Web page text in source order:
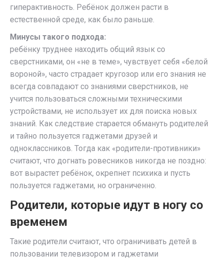
гиперактивность. Ребёнок должен расти в
естественной среде, как было раньше.
Минусы такого подхода:
ребёнку труднее находить общий язык со
сверстниками, он «не в теме», чувствует себя «белой
вороной», часто страдает кругозор или его знания не
всегда совпадают со знаниями сверстников, не
учится пользоваться сложными техническими
устройствами, не использует их для поиска новых
знаний. Как следствие старается обмануть родителей
и тайно пользуется гаджетами друзей и
одноклассников. Тогда как «родители-противники»
считают, что догнать ровесников никогда не поздно:
вот вырастет ребёнок, окрепнет психика и пусть
пользуется гаджетами, но ограниченно.
Родители, которые идут в ногу со
временем
Такие родители считают, что ограничивать детей в
пользовании телевизором и гаджетами